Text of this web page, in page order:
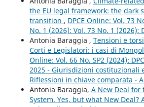
the EU legal framework: the dark
transition , DPCE Online: Vol. 73
No. 1 (2026): Vol. 73 No. 1 (2026):
Antonia Baraggia , Tensioni e
Corti e Legislatori: i casi di
Online: Vol. 66 No. SP2 (2024):
2025 - Giurisdizioni costituzionali
Riflessioni in chiave comparata -
Antonia Baraggia, A New Deal for
System. Yes, but what New Deal?